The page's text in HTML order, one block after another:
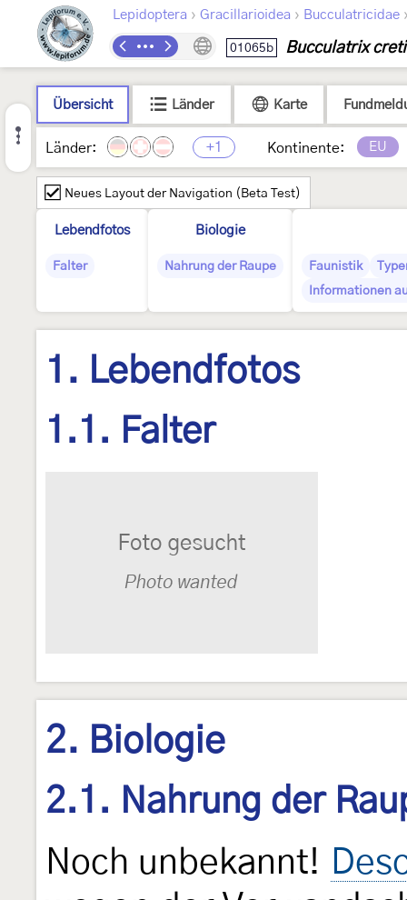
Lepidoptera › Gracillarioidea › Bucculatricidae
01065b Bucculatrix
Übersicht Länder Karte
Länder: +1 Kontinente: EU
Neues Layout der Navigation (Beta Test)
Lebendfotos
Falter
Biologie
Nahrung der Raupe Faunistik
Informationen
1. Lebendfotos
1.1. Falter
2. Biologie
2.1. Nahrung der
Noch unbekannt!